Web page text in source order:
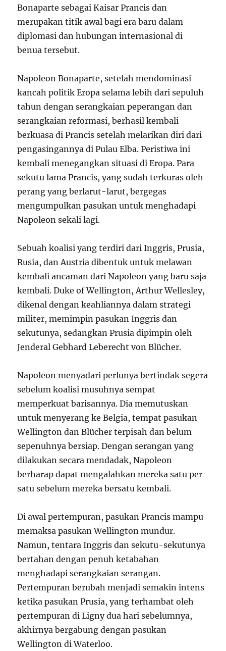
Bonaparte sebagai Kaisar Prancis dan
merupakan titik awal bagi era baru dalam
diplomasi dan hubungan internasional di
benua tersebut.
Napoleon Bonaparte, setelah mendominasi
kancah politik Eropa selama lebih dari sepuluh
tahun dengan serangkaian peperangan dan
serangkaian reformasi, berhasil kembali
berkuasa di Prancis setelah melarikan diri dari
pengasingannya di Pulau Elba. Peristiwa ini
kembali menegangkan situasi di Eropa. Para
sekutu lama Prancis, yang sudah terkuras oleh
perang yang berlarut-larut, bergegas
mengumpulkan pasukan untuk menghadapi
Napoleon sekali lagi.
Sebuah koalisi yang terdiri dari Inggris, Prusia,
Rusia, dan Austria dibentuk untuk melawan
kembali ancaman dari Napoleon yang baru saja
kembali. Duke of Wellington, Arthur Wellesley,
dikenal dengan keahliannya dalam strategi
militer, memimpin pasukan Inggris dan
sekutunya, sedangkan Prusia dipimpin oleh
Jenderal Gebhard Leberecht von Blücher.
Napoleon menyadari perlunya bertindak segera
sebelum koalisi musuhnya sempat
memperkuat barisannya. Dia memutuskan
untuk menyerang ke Belgia, tempat pasukan
Wellington dan Blücher terpisah dan belum
sepenuhnya bersiap. Dengan serangan yang
dilakukan secara mendadak, Napoleon
berharap dapat mengalahkan mereka satu per
satu sebelum mereka bersatu kembali.
Di awal pertempuran, pasukan Prancis mampu
memaksa pasukan Wellington mundur.
Namun, tentara Inggris dan sekutu-sekutunya
bertahan dengan penuh ketabahan
menghadapi serangkaian serangan.
Pertempuran berubah menjadi semakin intens
ketika pasukan Prusia, yang terhambat oleh
pertempuran di Ligny dua hari sebelumnya,
akhirnya bergabung dengan pasukan
Wellington di Waterloo.